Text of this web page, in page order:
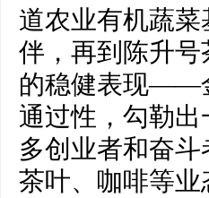
道农业有机蔬
伴，再到陈升
的稳健表现——
通过性，勾勒
多创业者和奋
茶叶、咖啡等